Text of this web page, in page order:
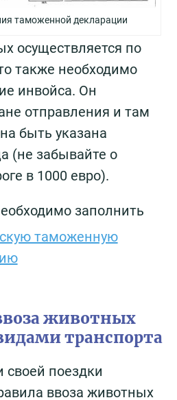
таможенной декларации
осуществляется по
также необходимо
инвойса. Он
отправления и там
быть указана
(не забывайте о
в 1000 евро).
заполнить
таможенную
животных
транспорта
поездки
ввоза животных